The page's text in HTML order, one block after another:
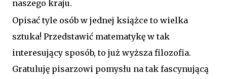
naszego kraju.
Opisać tyle osób w jednej książce to wielka
sztuka! Przedstawić matematykę w tak
interesujący sposób, to już wyższa filozofia.
Gratuluję pisarzowi pomysłu na tak fascynującą